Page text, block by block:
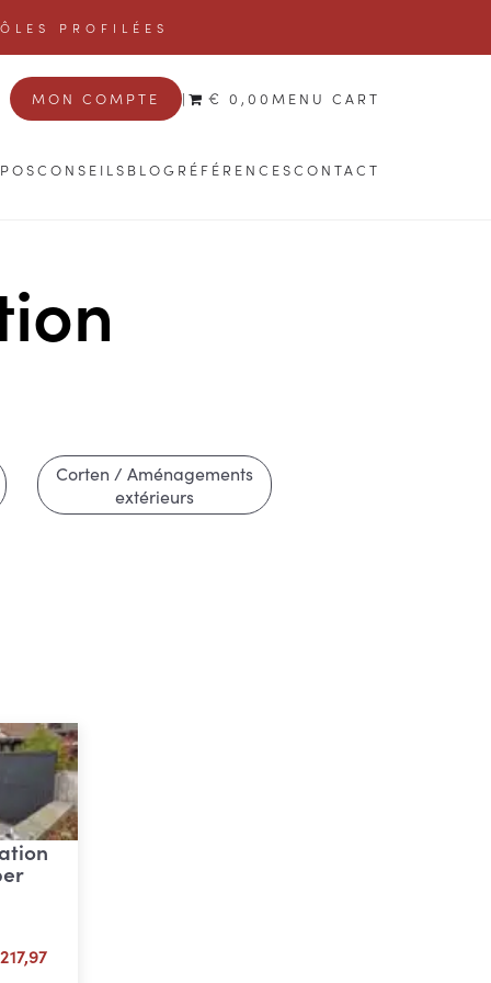
PROFILÉES
MON COMPTE | € 0,00 MENU CART
CONSEILS BLOG RÉFÉRENCESCONTACT
Corten / Aménagements
extérieurs
217,97Plage